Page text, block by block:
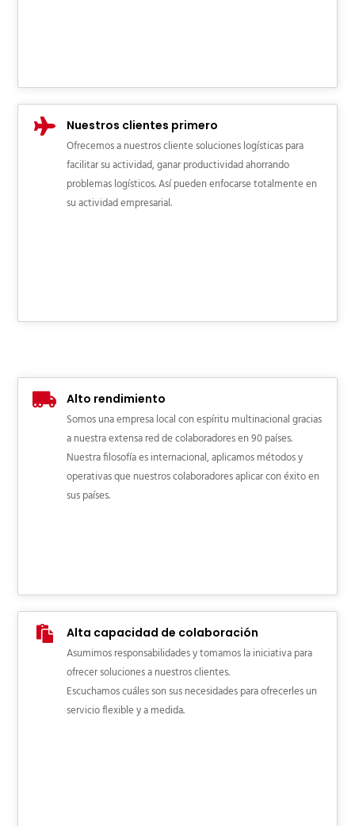
Nuestros clientes primero
Ofrecemos a nuestros cliente soluciones logísticas para
facilitar su actividad, ganar productividad ahorrando
problemas logísticos. Así pueden enfocarse totalmente en
su actividad empresarial.
Alto rendimiento
Somos una empresa local con espíritu multinacional gracias
a nuestra extensa red de colaboradores en 90 países.
Nuestra filosofía es internacional, aplicamos métodos y
operativas que nuestros colaboradores aplicar con éxito en
sus países.
Alta capacidad de colaboración
Asumimos responsabilidades y tomamos la iniciativa para
ofrecer soluciones a nuestros clientes.
Escuchamos cuáles son sus necesidades para ofrecerles un
servicio flexible y a medida.